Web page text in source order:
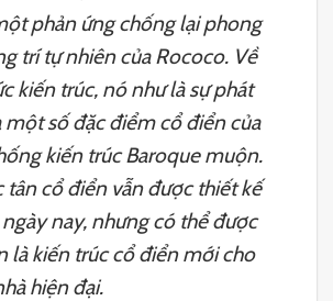
phản ứng chống lại phong
trí tự nhiên của Rococo. Về
kiến trúc, nó như là sự phát
một số đặc điểm cổ điển của
kiến trúc Baroque muộn.
tân cổ điển vẫn được thiết kế
nay, nhưng có thể được
là kiến trúc cổ điển mới cho
hiện đại.